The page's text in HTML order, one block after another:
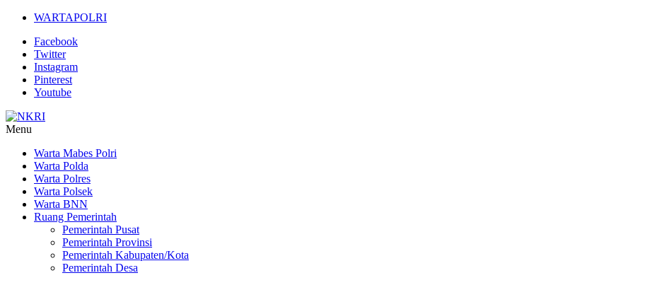
Lompat
konten
WARTAPOLRI
Facebook
Twitter
Instagram
Pinterest
Youtube
Jurnalisme
Positif
Menu
Warta Mabes Polri
Warta Polda
Warta Polres
Warta Polsek
Warta BNN
Ruang Pemerintah
Pemerintah Pusat
Pemerintah Provinsi
Pemerintah Kabupaten/Kota
Pemerintah Desa